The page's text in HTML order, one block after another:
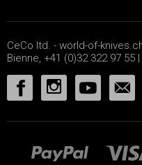
CeCo ltd. - world-of-
Bienne, +41 (0)32 322 97 55 |